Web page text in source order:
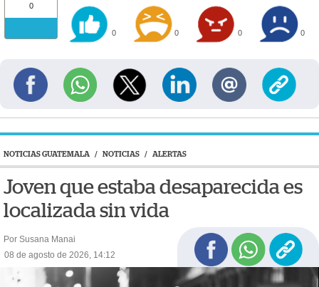
0
0 0 0 0
NOTICIAS GUATEMALA / NOTICIAS / ALERTAS
Joven que estaba desaparecida es
localizada sin vida
Por Susana Manai
08 de agosto de 2026, 14:12